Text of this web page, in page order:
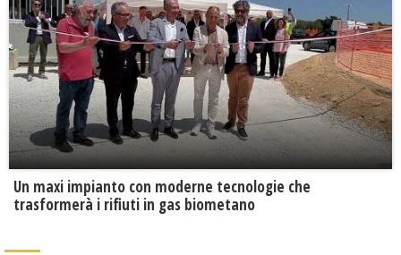
Un maxi impianto con moderne tecnologie che
trasformerà i rifiuti in gas biometano